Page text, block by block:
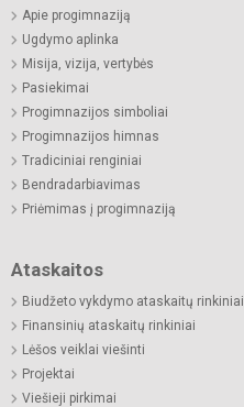
Apie progimnaziją
Ugdymo aplinka
Misija, vizija, vertybės
Pasiekimai
Progimnazijos simboliai
Progimnazijos himnas
Tradiciniai renginiai
Bendradarbiavimas
Priėmimas į progimnaziją
Ataskaitos
Biudžeto vykdymo ataskaitų rinkiniai
Finansinių ataskaitų rinkiniai
Lėšos veiklai viešinti
Projektai
Viešieji pirkimai